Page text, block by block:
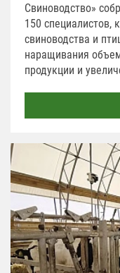
Свиноводство»
150 специалистов,
свиноводства и
наращивания
продукции и